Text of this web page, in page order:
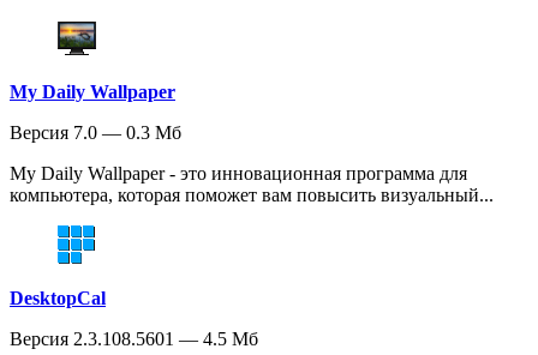
My Daily Wallpaper
Версия 7.0 — 0.3 Мб
My Daily Wallpaper - это инновационная программа для
компьютера, которая поможет вам повысить визуальный...
DesktopCal
Версия 2.3.108.5601 — 4.5 Мб